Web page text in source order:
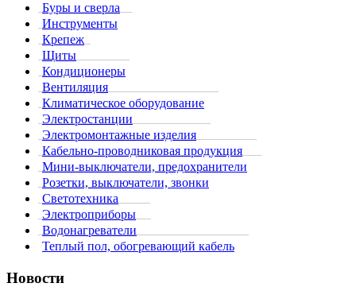
Буры и сверла
Инструменты
Крепеж
Щиты
Кондиционеры
Вентиляция
Климатическое оборудование
Электростанции
Электромонтажные изделия
Кабельно-проводниковая продукция
Мини-выключатели, предохранители
Розетки, выключатели, звонки
Светотехника
Электроприборы
Водонагреватели
Теплый пол, обогревающий кабель
Новости